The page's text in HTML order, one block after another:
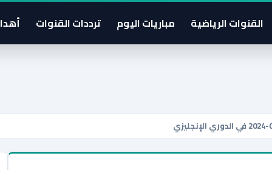
القنوات الرياضية مباريات اليوم ترددات القنوات